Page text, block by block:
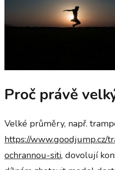
Proč právě
Velké průměry, např.
https://www.goodjump.cz/
ochrannou-siti, dovolují